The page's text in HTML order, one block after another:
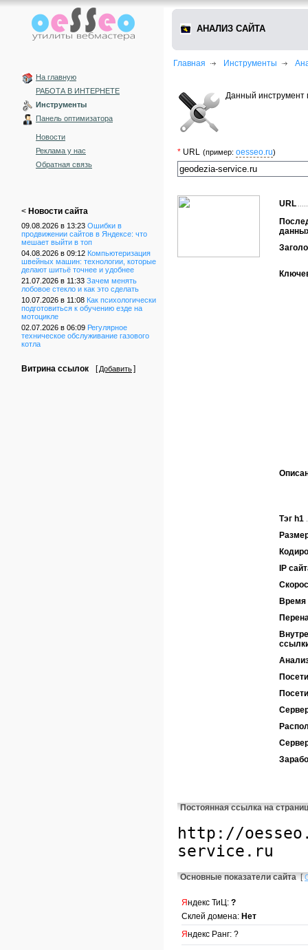
На главную
РАБОТА В ИНТЕРНЕТЕ
Инструменты
Панель оптимизатора
Новости
Реклама у нас
Обратная связь
< Новости сайта
09.08.2026 в 13:23 Ошибки в
продвижении сайтов в Яндексе: что
мешает выйти в топ
04.08.2026 в 09:12 Компьютеризация
швейных машин: технологии, которые
делают шитьё точнее и удобнее
21.07.2026 в 11:33 Зачем менять
лобовое стекло и как это сделать
10.07.2026 в 11:08 Как психологически
подготовиться к обучению езде на
мотоцикле
02.07.2026 в 06:09 Регулярное
техническое обслуживание газового
котла
Витрина ссылок [ Добавить]
АНАЛИЗ САЙТА
Главная Инструменты
Данный инструмент
* URL (пример: oesseo.ru)
URL
Тэг h1
IP
Время
Постоянная ссылка на
Основные показатели сайта [
Яндекс ТиЦ: ?
Склей домена: Нет
Яндекс Ранг: ?